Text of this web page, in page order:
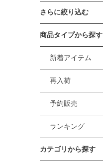
さらに絞り込む
商品タイプから探す
新着アイテム
再入荷
予約販売
ランキング
カテゴリから探す